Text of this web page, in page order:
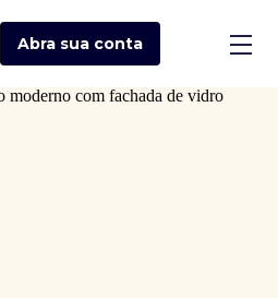
Abra sua conta